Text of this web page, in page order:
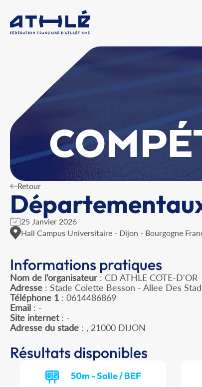
Retour
25 Janvier 2026
Hall Campus Universitaire - Dijon - Bourgogne
Informations pratiques
Nom de l’organisateur : CD ATHLE COTE-D'OR
Adresse : Stade Colette Besson - Allee Des
Téléphone 1 : 0614486869
Email : -
Site internet: -
Adresse du stade : , 21000 DIJON
Résultats disponibles
50m - Salle / BEF